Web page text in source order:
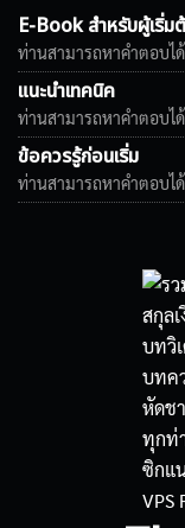
E-Book สำหรับผู้เริ่ม
ท่านสามารถหาคำตอบไ
แนะนำเทคนิค
ท่านสามารถหาคำตอบไ
ข้อควรรู้ก่อนเริ่ม
ท่านสามารถหาคำตอบไ